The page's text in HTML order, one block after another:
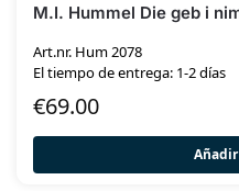
M.I. Hummel Die geb i
Art.nr. Hum 2078
El tiempo de entrega: 1-2 días
€69.00